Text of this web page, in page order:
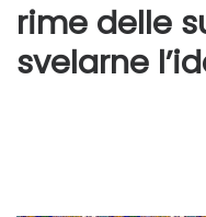
rime delle
svelarne